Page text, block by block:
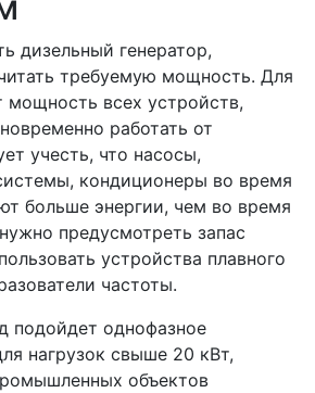
дизельный генератор,
требуемую мощность. Для
мощность всех устройств,
работать от
учесть, что насосы,
кондиционеры во время
больше энергии, чем во время
предусмотреть запас
устройства плавного
частоты.
подойдет однофазное
нагрузок свыше 20 кВт,
объектов